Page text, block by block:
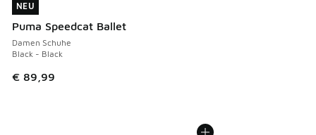
NEU
Puma Speedcat Ballet
Damen Schuhe
Black - Black
€ 89,99
NEU